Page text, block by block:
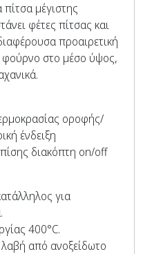
μέγιστης
φέτες πίτσας και
προαιρετική
φούρνο στο μέσο ύψος,
οροφής/
ένδειξη
διακόπτη on/off
για
400°C.
από ανοξείδωτο